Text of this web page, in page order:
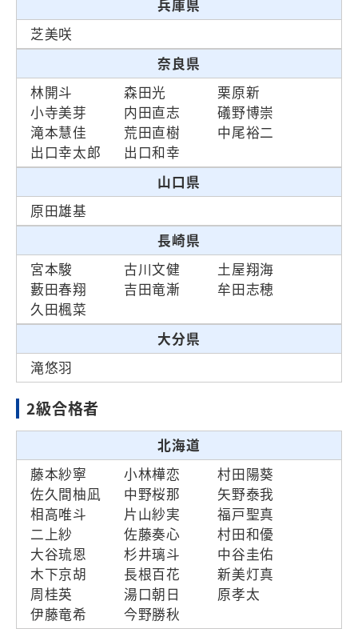
兵庫県
芝美咲
奈良県
林開斗
森田光
栗原新
小寺美芽
内田直志
礒野博崇
滝本慧佳
荒田直樹
中尾裕二
出口幸太郎
出口和幸
山口県
原田雄基
長崎県
宮本駿
古川文健
土屋翔海
藪田春翔
吉田竜漸
牟田志穂
久田楓菜
大分県
滝悠羽
2級合格者
北海道
藤本紗寧
小林樺恋
村田陽葵
佐久間柚凪
中野桜那
矢野泰我
相高唯斗
片山紗実
福戸聖真
二上紗
佐藤奏心
村田和優
大谷琉恩
杉井璃斗
中谷圭佑
木下京胡
長根百花
新美灯真
周桂英
湯口朝日
原孝太
伊藤竜希
今野勝秋